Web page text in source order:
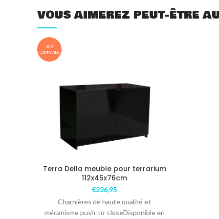
VOUS AIMEREZ PEUT-ÊTRE
SUR
COMMANDE
Terra Della meuble pour terrarium
112x45x76cm
€236,95
Charnières de haute qualité et
mécanisme push-to-closeDisponible en